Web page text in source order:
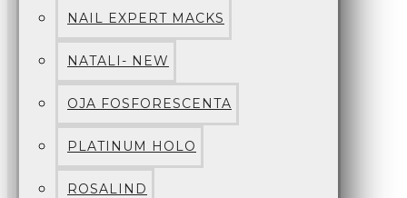
NAIL EXPERT MACKS
NATALI- NEW
OJA FOSFORESCENTA
PLATINUM HOLO
ROSALIND